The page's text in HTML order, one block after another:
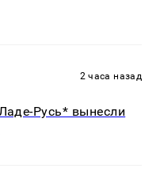
2 часа назад
Русь* вынесли